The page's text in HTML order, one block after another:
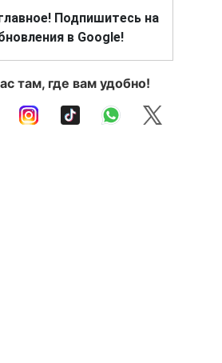
Подпишитесь на
в Google!
там, где вам удобно!